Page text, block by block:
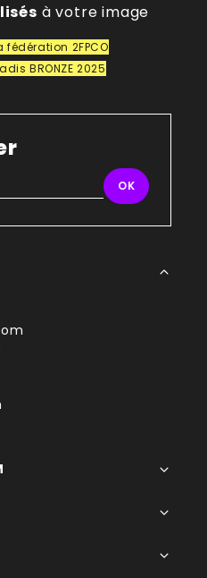
à votre image
fédération 2FPCO
BRONZE 2025